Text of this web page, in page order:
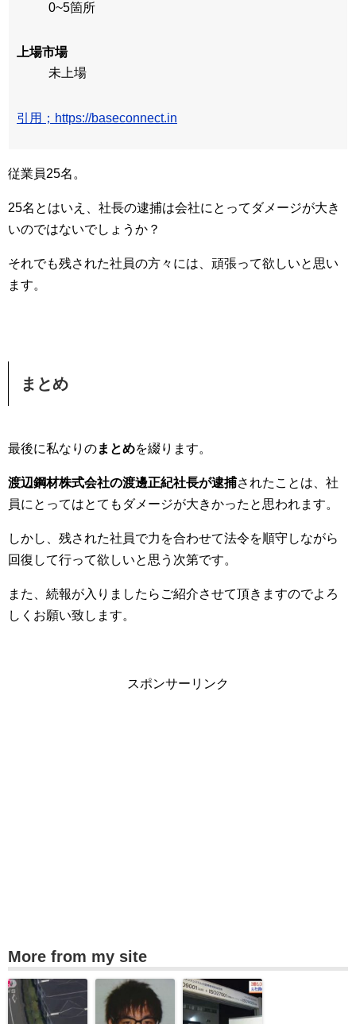
0~5箇所
上場市場
未上場
引用；https://baseconnect.in
従業員25名。
25名とはいえ、社長の逮捕は会社にとってダメージが大き
いのではないでしょうか？
それでも残された社員の方々には、頑張って欲しいと思い
ます。
まとめ
最後に私なりのまとめを綴ります。
渡辺鋼材株式会社の渡邊正紀社長が逮捕されたことは、社
員にとってはとてもダメージが大きかったと思われます。
しかし、残された社員で力を合わせて法令を順守しながら
回復して行って欲しいと思う次第です。
また、続報が入りましたらご紹介させて頂きますのでよろ
しくお願い致します。
スポンサーリンク
More from my site